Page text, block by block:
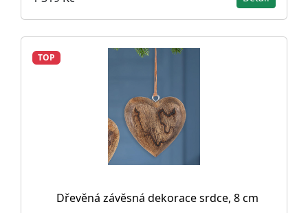
TOP
Dřevěná závěsná dekorace srdce, 8 cm